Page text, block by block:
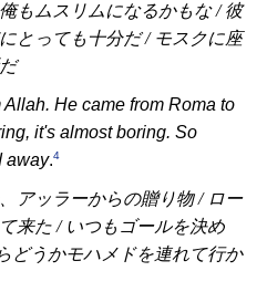
もムスリムになるかもな / 彼
とっても十分だ / モスクに座
He came from Roma to
it's almost boring. So
away.4
アッラーからの贈り物 / ロー
来た / いつもゴールを決め
どうかモハメドを連れて行か